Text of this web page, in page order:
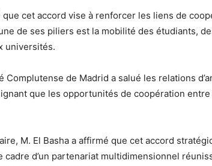
que cet accord vise à renforcer les liens de
de ses piliers est la mobilité des étudiants,
universités.
Complutense de Madrid a salué les relations
que les opportunités de coopération
M. El Basha a affirmé que cet accord
cadre d’un partenariat multidimensionnel